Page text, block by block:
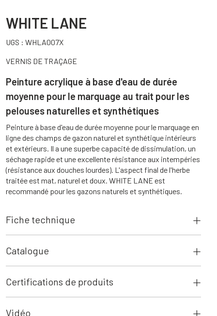
WHITE LANE
UGS : WHLA007X
VERNIS DE TRAÇAGE
Peinture acrylique à base d'eau de durée
moyenne pour le marquage au trait pour les
pelouses naturelles et synthétiques
Peinture à base d'eau de durée moyenne pour le marquage en
ligne des champs de gazon naturel et synthétique intérieurs
et extérieurs. Il a une superbe capacité de dissimulation, un
séchage rapide et une excellente résistance aux intempéries
(résistance aux douches lourdes). L'aspect final de l'herbe
traitée est mat, naturel et doux. WHITE LANE est
recommandé pour les gazons naturels et synthétiques.
Fiche technique
Catalogue
Certifications de produits
Vidéo